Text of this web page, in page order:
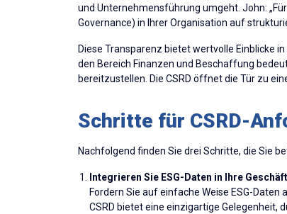
und Unternehmensführung umgeht. John:
Governance) in Ihrer Organisation auf
Diese Transparenz bietet wertvolle Einblicke
den Bereich Finanzen und Beschaffung
bereitzustellen. Die CSRD öffnet die Tür zu
Schritte für CSRD-
Nachfolgend finden Sie drei Schritte, die Sie
Integrieren Sie ESG-Daten in Ihre
Fordern Sie auf einfache Weise ESG-
CSRD bietet eine einzigartige Gelegenheit,